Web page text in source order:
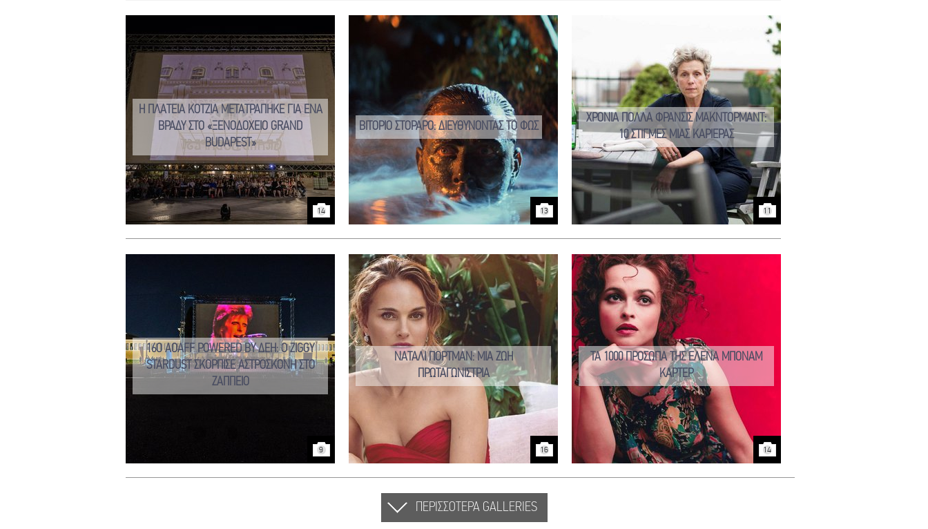
14
Η ΠΛΑΤΕΙΑ ΚΟΤΖΙΑ ΜΕΤΑΤΡΑΠΗΚΕ ΓΙΑ ΕΝΑ
ΒΡΑΔΥ ΣΤΟ «ΞΕΝΟΔΟΧΕΙΟ GRAND
BUDAPEST»
13
ΒΙΤΟΡΙΟ ΣΤΟΡΑΡΟ: ΔΙΕΥΘΥΝΟΝΤΑΣ ΤΟ ΦΩΣ
11
ΧΡΟΝΙΑ ΠΟΛΛΑ ΦΡΑΝΣΙΣ ΜΑΚΝΤΟΡΜΑΝΤ:
10 ΣΤΙΓΜΕΣ ΜΙΑΣ ΚΑΡΙΕΡΑΣ
9
16O AOAFF POWERED BY ΔΕΗ: Ο ZIGGY
STARDUST ΣΚΟΡΠΙΣΕ ΑΣΤΡΟΣΚΟΝΗ ΣΤΟ
ΖΑΠΠΕΙΟ
16
ΝΑΤΑΛΙ ΠΟΡΤΜΑΝ: ΜΙΑ ΖΩΗ
ΠΡΩΤΑΓΩΝΙΣΤΡΙΑ
14
ΤΑ 1000 ΠΡΟΣΩΠΑ ΤΗΣ ΕΛΕΝΑ ΜΠΟΝΑΜ
ΚΑΡΤΕΡ
ΠΕΡΙΣΣΟΤΕΡΑ GALLERIES